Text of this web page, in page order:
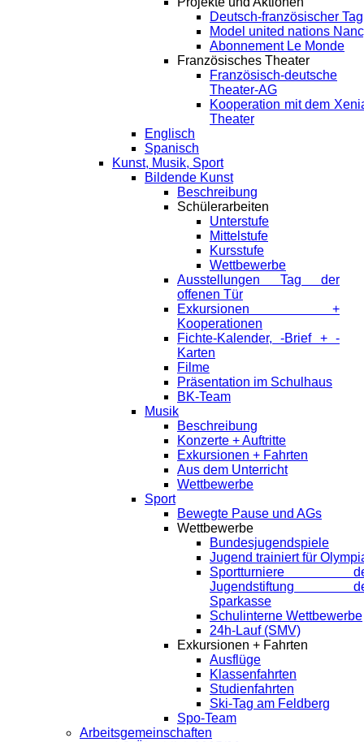
Deutsch-französischer Tag
Model united nations
Abonnement Le Monde
Französisches Theater
Französisch-deutsche
Theater-AG
Kooperation mit dem
Theater
Englisch
Spanisch
Kunst, Musik, Sport
Bildende Kunst
Beschreibung
Schülerarbeiten
Unterstufe
Mittelstufe
Kursstufe
Wettbewerbe
Ausstellungen Tag der
offenen Tür
Exkursionen +
Kooperationen
Fichte-Kalender, -Brief + -
Karten
Filme
Präsentation im Schulhaus
BK-Team
Musik
Beschreibung
Konzerte + Auftritte
Exkursionen + Fahrten
Aus dem Unterricht
Wettbewerbe
Sport
Bewegte Pause und AGs
Wettbewerbe
Bundesjugendspiele
Jugend trainiert für
Sportturniere
Jugendstiftung
Sparkasse
Schulinterne Wettbewerbe
24h-Lauf (SMV)
Exkursionen + Fahrten
Ausflüge
Klassenfahrten
Studienfahrten
Ski-Tag am Feldberg
Spo-Team
Arbeitsgemeinschaften